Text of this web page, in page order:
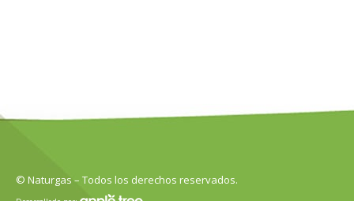
© Naturgas – Todos los derechos reservados.